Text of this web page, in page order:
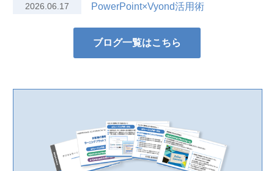
2026.06.17 PowerPoint×Vyond活用術
ブログ一覧はこちら